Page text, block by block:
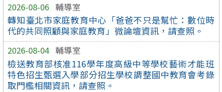
2026-08-06 輔導室
轉知臺北市家庭教育中心「爸爸不只是幫忙：數位時
代的共同照顧與家庭教育」微論壇資訊，請查照。
2026-08-04 輔導室
檢送教育部核准116學年度高級中等學校藝術才能班
特色招生甄選入學部分招生學校調整國中教育會考錄
取門檻相關資訊，請查照。